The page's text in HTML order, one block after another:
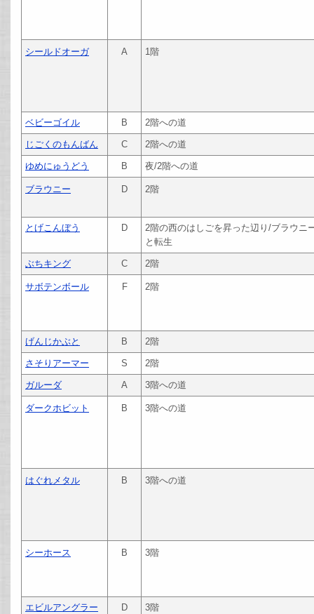
シールドオーガ A 1階
ベビーゴイル B 2階への道
じごくのもんばん C 2階への道
ゆめにゅうどう B 夜/2階への道
ブラウニー D 2階
とげこんぼう D
2階の西のはしごを昇った辺り/ブラウニ
と転生
ぶちキング C 2階
サボテンボール F 2階
げんじかぶと B 2階
さそりアーマー S 2階
ガルーダ A 3階への道
ダークホビット B 3階への道
はぐれメタル B 3階への道
シーホース B 3階
エビルアングラー D 3階